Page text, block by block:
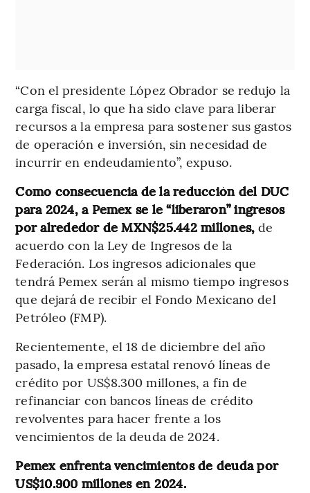
“Con el presidente López Obrador se redujo la
carga fiscal, lo que ha sido clave para liberar
recursos a la empresa para sostener sus gastos
de operación e inversión, sin necesidad de
incurrir en endeudamiento”, expuso.
Como consecuencia de la reducción del DUC
para 2024, a Pemex se le “liberaron” ingresos
por alrededor de MXN$25.442 millones, de
acuerdo con la Ley de Ingresos de la
Federación. Los ingresos adicionales que
tendrá Pemex serán al mismo tiempo ingresos
que dejará de recibir el Fondo Mexicano del
Petróleo (FMP).
Recientemente, el 18 de diciembre del año
pasado, la empresa estatal renovó líneas de
crédito por US$8.300 millones, a fin de
refinanciar con bancos líneas de crédito
revolventes para hacer frente a los
vencimientos de la deuda de 2024.
Pemex enfrenta vencimientos de deuda por
US$10.900 millones en 2024.